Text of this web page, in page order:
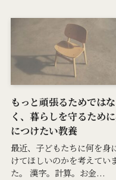
もっと頑張るためではな
く、暮らしを守るため
につけたい教養
最近、子どもたちに何を身
けてほしいのかを考えてい
た。 漢字。計算。お金...